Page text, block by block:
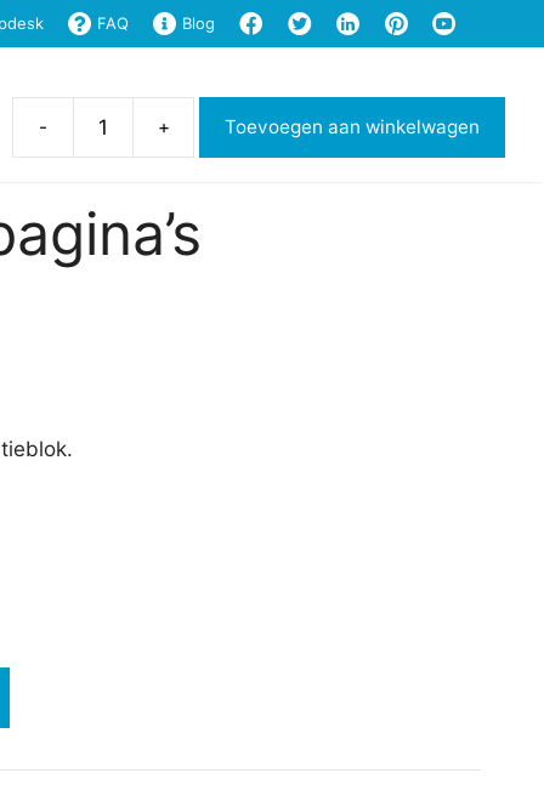
FAQ Blog
-
Afdrukbare
notitiepagina's
+ Toevoegen aan winkelwagen